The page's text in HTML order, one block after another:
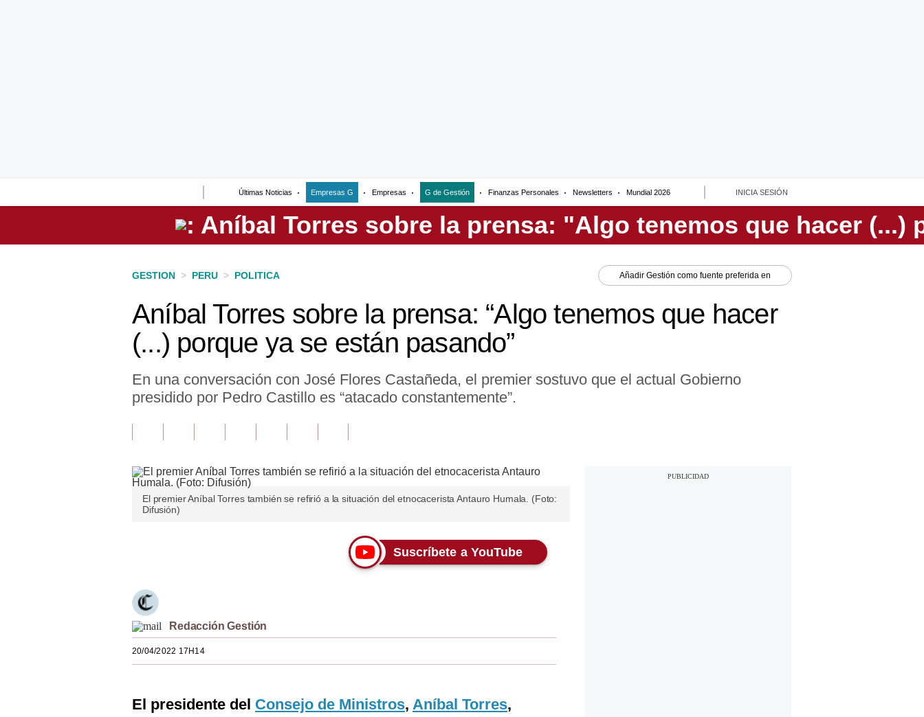
Últimas Noticias Empresas G Empresas G de Gestión Finanzas Personales Newsletters Mundial 2026 INICIA SESIÓN
Perú
GESTION > PERU > POLITICA Añadir Gestión como fuente preferida en
Aníbal Torres sobre la prensa: “Algo tenemos que hacer
(...) porque ya se están pasando”
En una conversación con José Flores Castañeda, el premier sostuvo que el actual Gobierno
presidido por Pedro Castillo es “atacado constantemente”.
El premier Aníbal Torres también se refirió a la situación del etnocacerista Antauro Humala. (Foto:
Difusión)
Suscríbete a YouTube
Redacción Gestión
20/04/2022 17H14
El presidente del Consejo de Ministros, Aníbal Torres,